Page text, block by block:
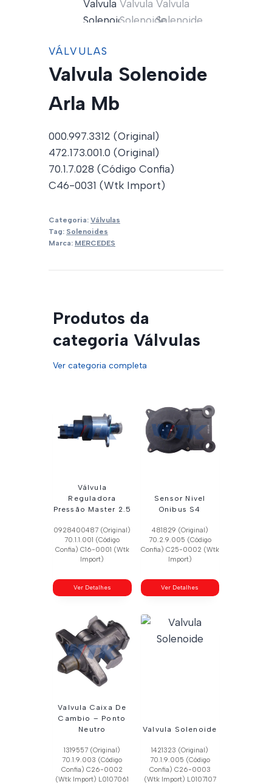
VÁLVULAS
Valvula Solenoide
Arla Mb
000.997.3312 (Original)
472.173.001.0 (Original)
70.1.7.028 (Código Confia)
C46-0031 (Wtk Import)
Categoria: Válvulas
Tag: Solenoides
Marca: MERCEDES
Produtos da
categoria Válvulas
Ver categoria completa
Válvula
Reguladora
Pressão Master 2.5
0928400487 (Original)
70.1.1.001 (Código
Confia) C16-0001 (Wtk
Import)
Ver Detalhes
Sensor Nivel
Onibus S4
481829 (Original)
70.2.9.005 (Código
Confia) C25-0002 (Wtk
Import)
Ver Detalhes
Valvula Caixa De
Cambio – Ponto
Neutro
1319557 (Original)
70.1.9.003 (Código
Confia) C26-0002
(Wtk Import) L0107061
Valvula Solenoide
1421323 (Original)
70.1.9.005 (Código
Confia) C26-0003
(Wtk Import) L0107107